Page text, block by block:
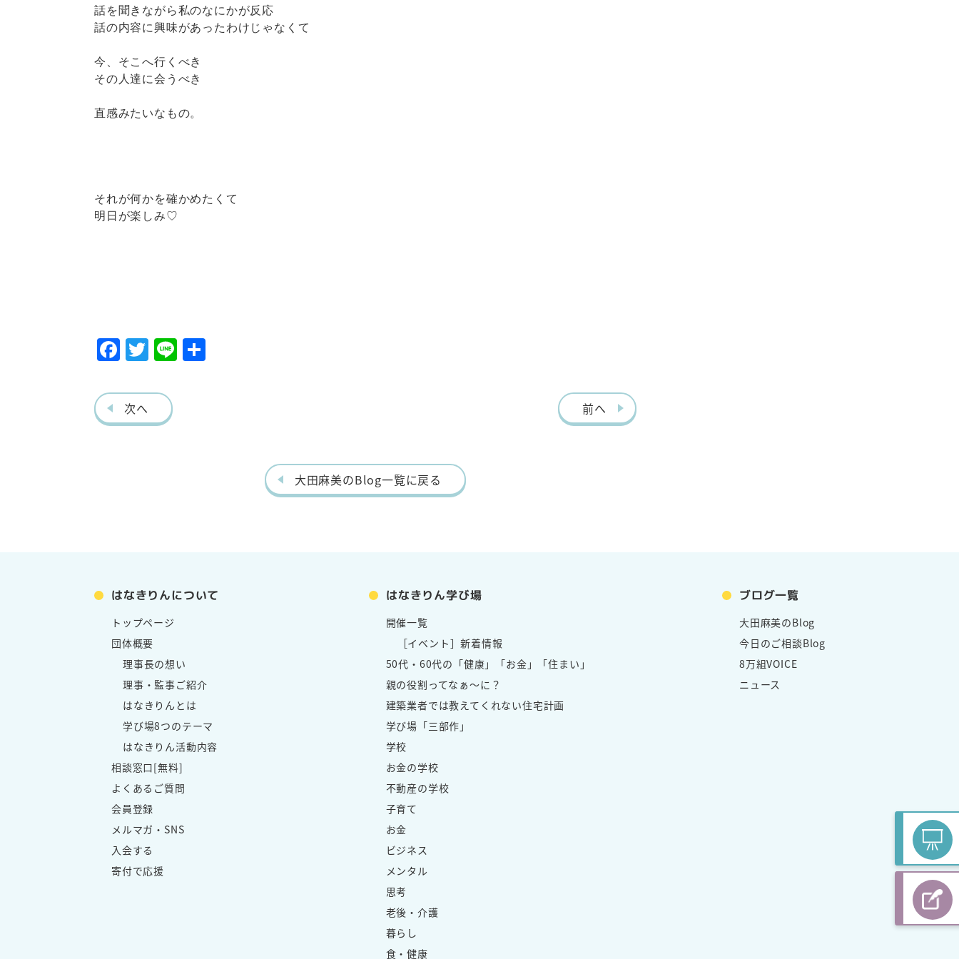
話を聞きながら私のなにかが反応
話の内容に興味があったわけじゃなくて
今、そこへ行くべき
その人達に会うべき
直感みたいなもの。
それが何かを確かめたくて
明日が楽しみ♡
F
eb
o
T
itt
er
Li
次へ 前へ
大田麻美のBlog一覧に戻る
はなきりんについて
トップページ
団体概要
理事長の想い
理事・監事ご紹介
はなきりんとは
学び場8つのテーマ
はなきりん活動内容
相談窓口[無料]
よくあるご質問
会員登録
メルマガ・SNS
入会する
寄付で応援
はなきりん学び場
開催一覧
［イベント］新着情報
50代・60代の「健康」「お金」「住まい」
親の役割ってなぁ～に？
建築業者では教えてくれない住宅計画
学び場「三部作」
学校
お金の学校
不動産の学校
子育て
お金
ビジネス
メンタル
思考
老後・介護
暮らし
食・健康
ブログ一覧
大田麻美のBlog
今日のご相談Blog
8万組VOICE
ニュース